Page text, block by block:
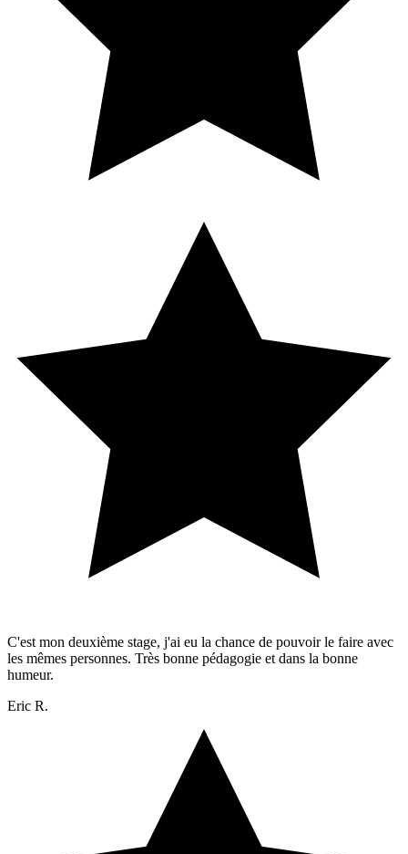
C'est mon deuxième stage, j'ai eu la chance de pouvoir le faire avec
les mêmes personnes. Très bonne pédagogie et dans la bonne
humeur.
Eric R.